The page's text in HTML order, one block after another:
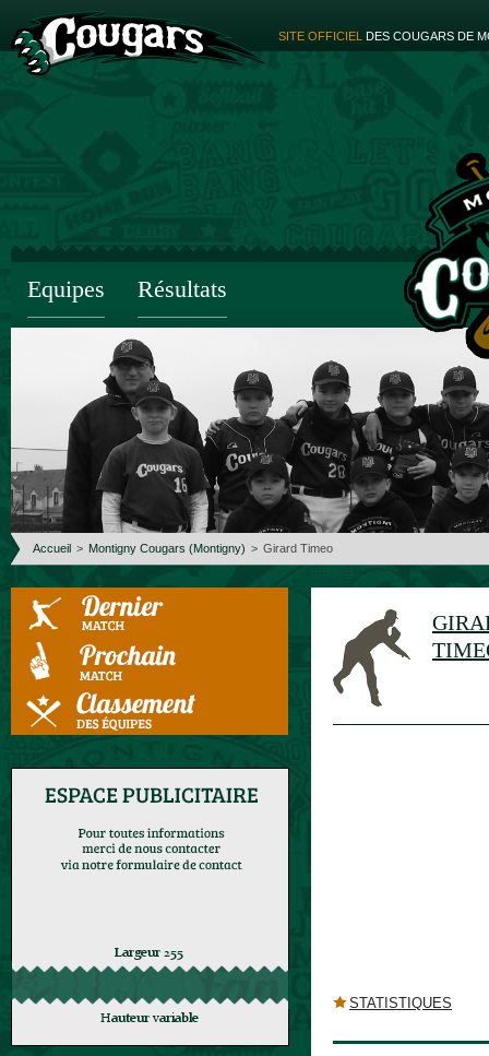
SITE OFFICIEL DES COUGARS DE
Equipes Résultats
Accueil > Montigny Cougars (Montigny) > Girard Timeo
STATISTIQUES